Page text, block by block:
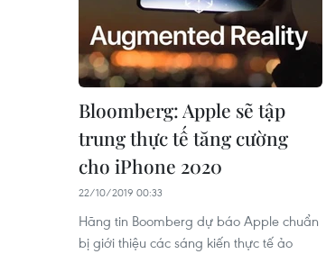
Bloomberg: Apple sẽ tập
trung thực tế tăng cường
cho iPhone 2020
22/10/2019 00:33
Hãng tin Boomberg dự báo Apple chuẩn
bị giới thiệu các sáng kiến ​​thực tế ảo